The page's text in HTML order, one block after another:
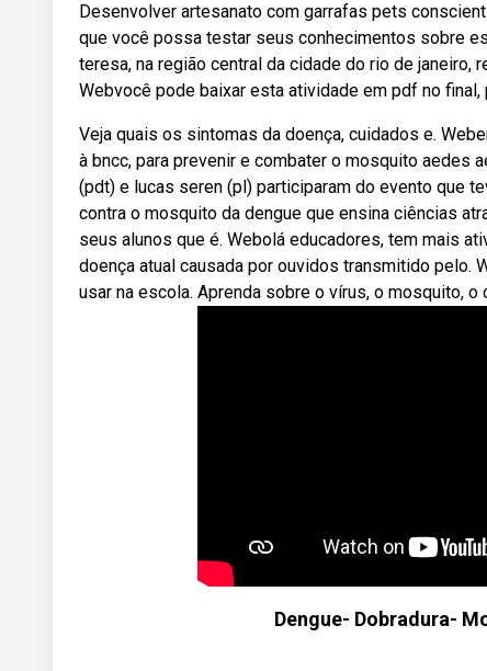
Desenvolver artesanato com garrafas pets
que você possa testar seus conhecimentos sobre
teresa, na região central da cidade do rio de
Webvocê pode baixar esta atividade em pdf no
Veja quais os sintomas da doença, cuidados e.
à bncc, para prevenir e combater o mosquito aedes
(pdt) e lucas seren (pl) participaram do evento que
contra o mosquito da dengue que ensina ciências
seus alunos que é. Webolá educadores, tem mais
doença atual causada por ouvidos transmitido pelo.
usar na escola. Aprenda sobre o vírus, o mosquito, o
Dengue- Dobradura-